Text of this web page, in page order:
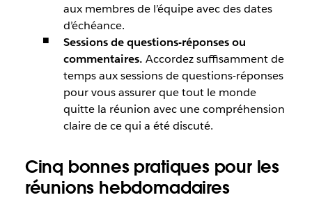
aux membres de l’équipe avec des dates
d’échéance.
Sessions de questions-réponses ou
commentaires. Accordez suffisamment de
temps aux sessions de questions-réponses
pour vous assurer que tout le monde
quitte la réunion avec une compréhension
claire de ce qui a été discuté.
Cinq bonnes pratiques pour les
réunions hebdomadaires